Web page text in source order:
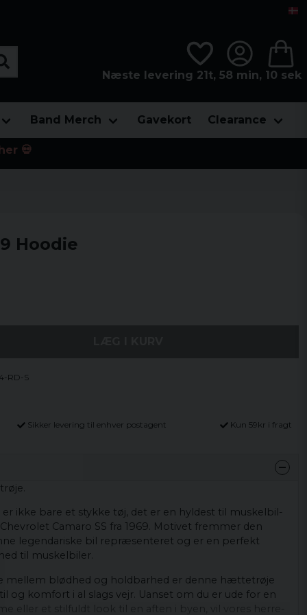
Næste levering 21t, 58 min, 08 sek
Band Merch Gavekort Clearance
💀
Hoodie
RD-S
Sikker levering til enhver postagent Kun 59kr i fragt
ikke bare et stykke tøj, det er en hyldest til muskelbil-
Camaro SS fra 1969. Motivet fremmer den
legendariske bil repræsenteret og er en perfekt
til muskelbiler.
mellem blødhed og holdbarhed er denne hættetrøje
og komfort i al slags vejr. Uanset om du er ude for en
eller et stilfuldt look til en aften i byen, vil vores herre-